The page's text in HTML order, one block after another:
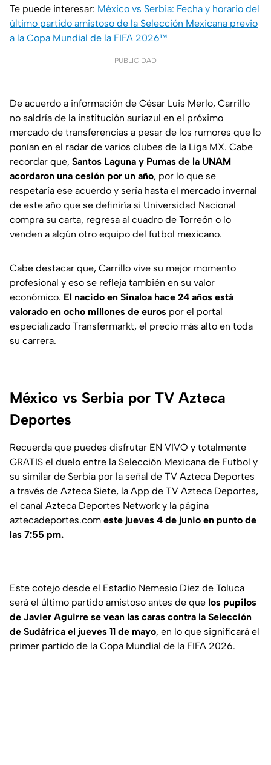
Te puede interesar: México vs Serbia: Fecha y horario del
último partido amistoso de la Selección Mexicana previo
a la Copa Mundial de la FIFA 2026™
PUBLICIDAD
De acuerdo a información de César Luis Merlo, Carrillo
no saldría de la institución auriazul en el próximo
mercado de transferencias a pesar de los rumores que lo
ponían en el radar de varios clubes de la Liga MX. Cabe
recordar que, Santos Laguna y Pumas de la UNAM
acordaron una cesión por un año, por lo que se
respetaría ese acuerdo y sería hasta el mercado invernal
de este año que se definiría si Universidad Nacional
compra su carta, regresa al cuadro de Torreón o lo
venden a algún otro equipo del futbol mexicano.
Cabe destacar que, Carrillo vive su mejor momento
profesional y eso se refleja también en su valor
económico. El nacido en Sinaloa hace 24 años está
valorado en ocho millones de euros por el portal
especializado Transfermarkt, el precio más alto en toda
su carrera.
México vs Serbia por TV Azteca
Deportes
Recuerda que puedes disfrutar EN VIVO y totalmente
GRATIS el duelo entre la Selección Mexicana de Futbol y
su similar de Serbia por la señal de TV Azteca Deportes
a través de Azteca Siete, la App de TV Azteca Deportes,
el canal Azteca Deportes Network y la página
aztecadeportes.com este jueves 4 de junio en punto de
las 7:55 pm.
Este cotejo desde el Estadio Nemesio Diez de Toluca
será el último partido amistoso antes de que los pupilos
de Javier Aguirre se vean las caras contra la Selección
de Sudáfrica el jueves 11 de mayo, en lo que significará el
primer partido de la Copa Mundial de la FIFA 2026.